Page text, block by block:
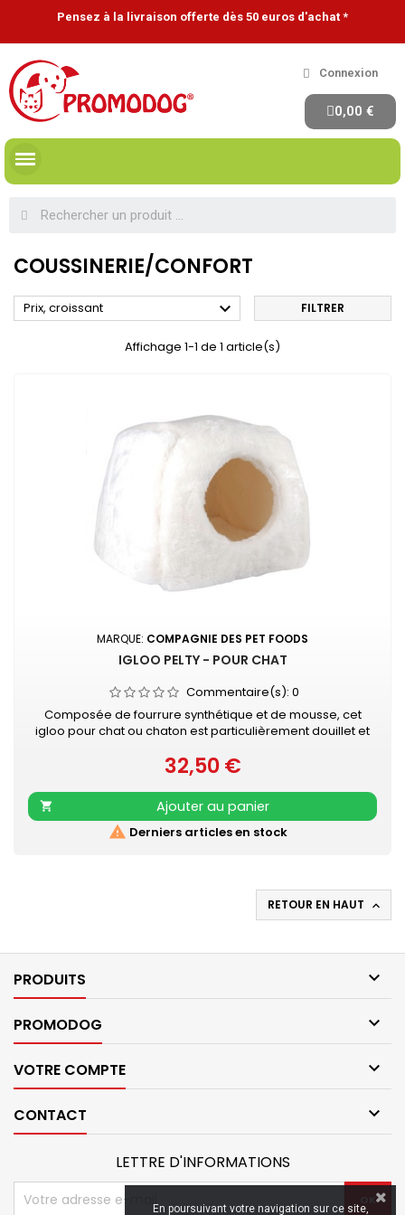
Pensez à la livraison offerte dès 50 euros d'achat *
Connexion
0,00 €
COUSSINERIE/CONFORT
Prix, croissant  FILTRER
Affichage 1-1 de 1 article(s)
MARQUE: COMPAGNIE DES PET FOODS
IGLOO PELTY - POUR CHAT
Commentaire(s): 0
Composée de fourrure synthétique et de mousse, cet
igloo pour chat ou chaton est particulièrement douillet et
douillette ! Dimensions : 38 x 38 x 30 cm 2 couleurs : blanche
ou grise
Prix
32,50 €

Ajouter au panier
 Derniers articles en stock
RETOUR EN HAUT 
PRODUITS 
PROMODOG 
VOTRE COMPTE 
CONTACT 
LETTRE D'INFORMATIONS
En poursuivant votre navigation sur ce site,